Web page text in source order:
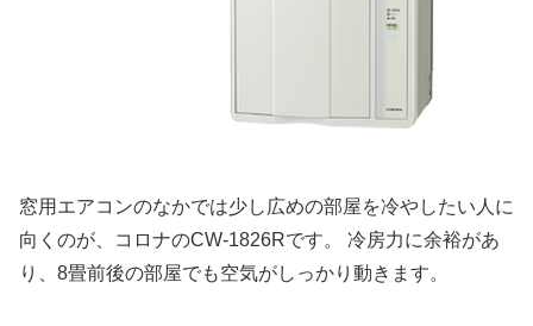
窓用エアコンのなかでは少し広めの部屋を冷やしたい人に
向くのが、コロナのCW-1826Rです。 冷房力に余裕があ
り、8畳前後の部屋でも空気がしっかり動きます。